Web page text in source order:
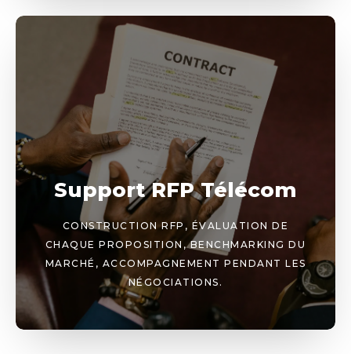
Support RFP Télécom
CONSTRUCTION RFP, ÉVALUATION DE
CHAQUE PROPOSITION, BENCHMARKING DU
MARCHÉ, ACCOMPAGNEMENT PENDANT LES
NÉGOCIATIONS.